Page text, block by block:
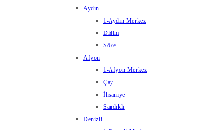
Aydın
1-Aydın Merkez
Didim
Söke
Afyon
1-Afyon Merkez
Çay
İhsaniye
Sandıklı
Denizli